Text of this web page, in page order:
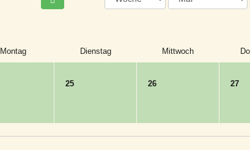
Montag Dienstag Mittwoch
25 26 27